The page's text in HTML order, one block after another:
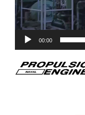
00:00